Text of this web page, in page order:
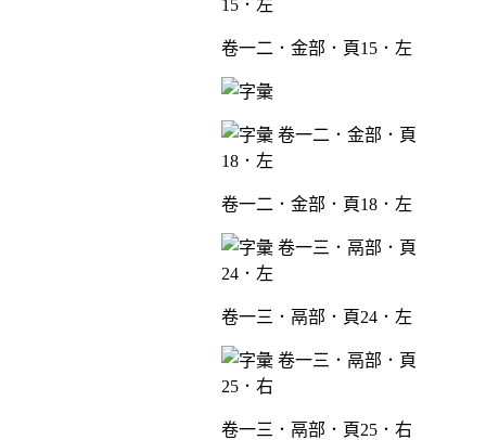
卷一二．金部．頁15．左
卷一二．金部．頁18．左
卷一三．鬲部．頁24．左
卷一三．鬲部．頁25．右